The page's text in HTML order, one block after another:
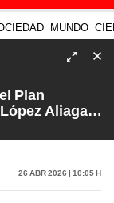
MUNDO
Plan
Aliaga
| Arde Troya
Oxenford
26 Abr 2026 | 10:05 h